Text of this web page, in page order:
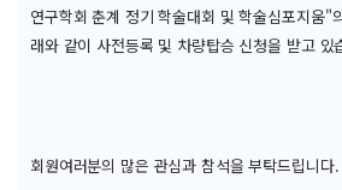
연구학회 춘계 정기 학술대회 및 학술심포지움"
래와 같이 사전등록 및 차량탑승 신청을 받고 있
회원여러분의 많은 관심과 참석을 부탁드립니다.